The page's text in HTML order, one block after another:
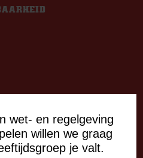
wet- en regelgeving
willen we graag
je valt.
vanaf 13:00 - 20:00 uur